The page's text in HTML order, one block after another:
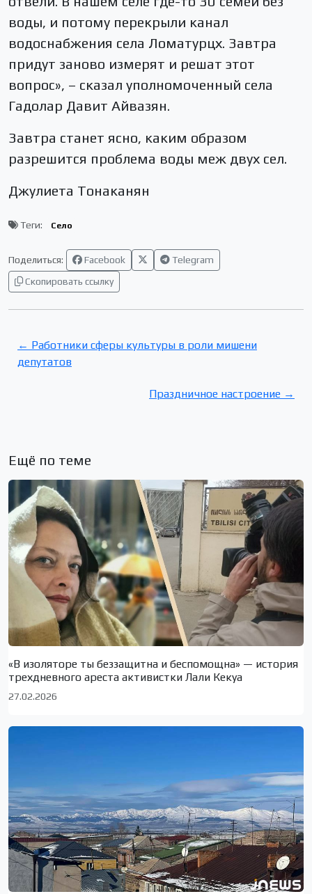
воды, и потому перекрыли канал
водоснабжения села Ломатурцх. Завтра
придут заново измерят и решат этот
вопрос», – сказал уполномоченный села
Гадолар Давит Айвазян.
Завтра станет ясно, каким образом
разрешится проблема воды меж двух сел.
Джулиета Тонаканян
Теги: Село
Поделиться: Facebook
Telegram
Скопировать ссылку
← Работники сферы культуры в роли мишени
депутатов
Праздничное настроение →
Ещё по теме
«В изоляторе ты беззащитна и беспомощна» — история
трехдневного ареста активистки Лали Кекуа
27.02.2026